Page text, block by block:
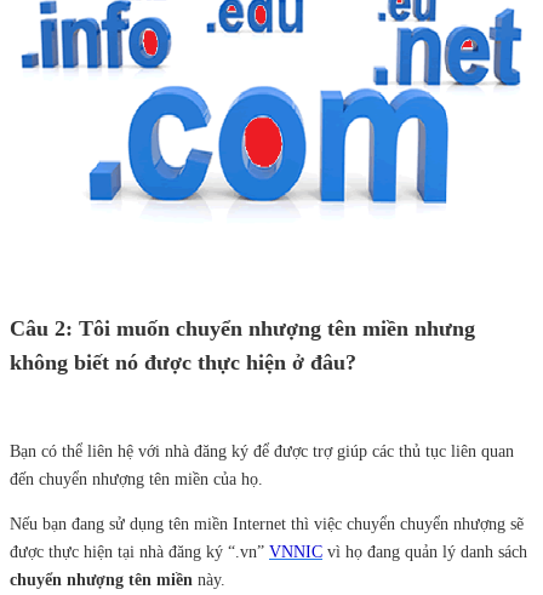
Câu 2: Tôi muốn chuyển nhượng tên miền nhưng
không biết nó được thực hiện ở đâu?
Bạn có thể liên hệ với nhà đăng ký để được trợ giúp các thủ tục liên quan
đến chuyển nhượng tên miền của họ.
Nếu bạn đang sử dụng tên miền Internet thì việc chuyển chuyển nhượng sẽ
được thực hiện tại nhà đăng ký “.vn” VNNIC vì họ đang quản lý danh sách
chuyển nhượng tên miền này.